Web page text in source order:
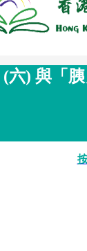
(六) 與「